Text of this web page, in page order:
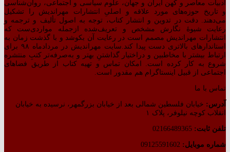
ادبیات معاصر و کهن ایران و جهان، علوم سیاسی و اجتماعی، روان‌شناسی
و تاریخ حوزه‌های مورد علاقه و اصلیِ انتشارات مهراندیش را تشکیل
می‌دهند. دقت در تدوین و انتشار کتاب،‌ توجه به اصول تألیف و ترجمه و
رعایت شیوهٔ نگارش مشخص و تعریف‌شده ازجمله مواردی‌ست که
انتشارات مهراندیش مصمم است در رعایت آن بکوشد و با گذشت زمان به
استاندارهای بالاتری دست پیدا کند.سایت مهراندیش در مردادماه ۹۸ برای
ارتباط بیشتر با مخاطبین و دراختیار گذاشتنِ بهتر و به‌صرفه‌تر کتبِ منتشره
شروع به کار کرده است. امکان تماس و تهیه کتاب از طریق فضاهای
اجتماعی از قبیل اینستاگرام هم مقدور است.
تماس با ما
آدرس: خیابان فلسطین شمالی بعد از خیابان بزرگمهر، نرسیده به خیابان
انقلاب کوچه نیلوفر، پلاک ۱
تلفن ثابت:
شماره موبایل: